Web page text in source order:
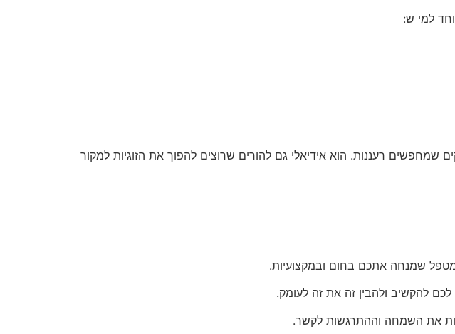
למי ש:
שמחפשים רעננות. הוא אידיאלי גם להורים שרוצים להפוך את הזוגיות למקור
שמנחה אתכם בחום ובמקצועיות.
להקשיב ולהבין זה את זה לעומק.
את השמחה וההתרגשות לקשר.